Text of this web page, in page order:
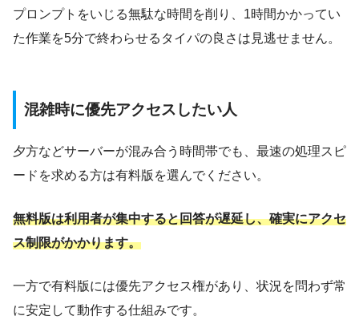
プロンプトをいじる無駄な時間を削り、1時間かかってい
た作業を5分で終わらせるタイパの良さは見逃せません。
混雑時に優先アクセスしたい人
夕方などサーバーが混み合う時間帯でも、最速の処理スピ
ードを求める方は有料版を選んでください。
無料版は利用者が集中すると回答が遅延し、確実にアクセ
ス制限がかかります。
一方で有料版には優先アクセス権があり、状況を問わず常
に安定して動作する仕組みです。